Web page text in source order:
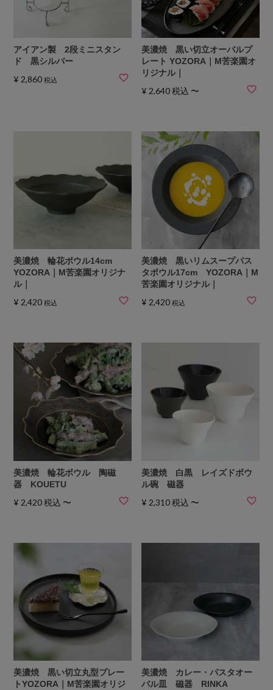
アイアン製 2段ミニスタン
ド 黒シルバー
¥ 2,860 税込
美濃焼 黒い切立オーバルプ
レート YOZORA｜M苦楽園オ
リジナル｜
¥ 2,640税込 〜
美濃焼 輪花ボウル14cm
YOZORA｜M苦楽園オリジナ
ル｜
¥ 2,420 税込
美濃焼 黒いリムスープパス
タボウル17cm YOZORA｜M
苦楽園オリジナル｜
¥ 2,420 税込
美濃焼 輪花ボウル 陶磁
器 KOUETU
¥ 2,420 税込 〜
美濃焼 白黒 レイズドボウ
ル碗 磁器
¥ 2,310税込 〜
美濃焼 黒い切立丸型プレー
トYOZORA｜M苦楽園オリジ
美濃焼 カレー・パスタオー
バル皿 磁器 RINKA